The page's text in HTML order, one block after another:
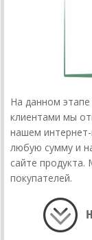
На данном
клиентами мы
нашем
любую сумму и
сайте
покупателей.